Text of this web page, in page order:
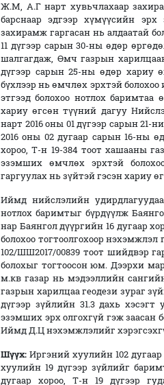
Ж.М, А.Г нарт хувьчлахаар
барснаар эдгээр хүмүүсийн
захирамж гаргасан нь алдаатай
11 дүгээр сарын 30-ны өдөр
шалгагдаж, Өмч газрын
дүгээр сарын 25-ны өдөр хариу
бүхлээр нь өмчлөх эрхтэй
этгээд болохоо нотлох
хариу өгсөн түүний дагуу
нарт 2016 оны 01 дүгээр сарын 21-
2016 оны 02 дугаар сарын 16-ны
хороо, Т-н 19-384 тоот хашааны
эзэмших өмчлөх эрхтэй
гаргуулах нь зүйтэй гэсэн хариу
Иймд нийслэлийн
нотлох баримтыг бүрдүүлж
нар Баянгол дүүргийн 16 дугаар
болохоо тогтоолгохоор
102/ШШ2017/00839 тоот шийдвэр
болохыг тогтоосон юм. Дээрхи
м.кв газар нь мэдээллийн
газрын харилцаа геодези зураг
дүгээр зүйлийн 31.3 дахь
эзэмших эрх олгохгүй гэж заасан
Иймд Д.Ц нэхэмжлэлийг
Шүүх: Иргэний хуулийн 102
хуулийн 19 дүгээр зүйлийг
дугаар хороо, Т-н 19 дүгээр